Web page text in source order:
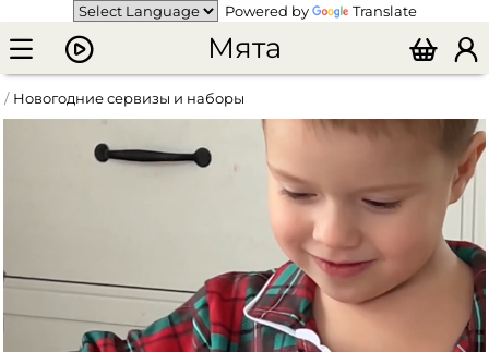
Powered by Translate
Мята
Новогодние сервизы и наборы
Набор чайных пар и тарелок "Snow town"